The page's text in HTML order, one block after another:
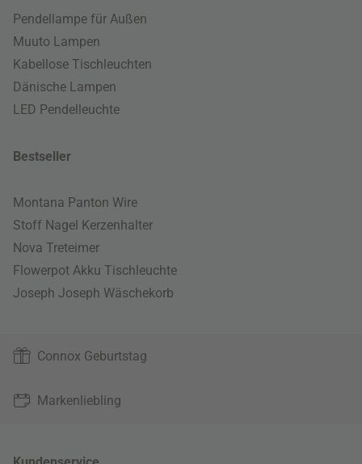
Pendellampe für Außen
Muuto Lampen
Kabellose Tischleuchten
Dänische Lampen
LED Pendelleuchte
Bestseller
Montana Panton Wire
Stoff Nagel Kerzenhalter
Nova Treteimer
Flowerpot Akku Tischleuchte
Joseph Joseph Wäschekorb
Connox Geburtstag
Markenliebling